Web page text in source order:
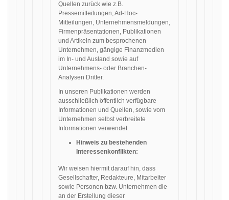
Quellen zurück wie z.B.
Pressemitteilungen, Ad-Hoc-
Mitteilungen, Unternehmensmeldungen,
Firmenpräsentationen, Publikationen
und Artikeln zum besprochenen
Unternehmen, gängige Finanzmedien
im In- und Ausland sowie auf
Unternehmens- oder Branchen-
Analysen Dritter.
In unseren Publikationen werden
ausschließlich öffentlich verfügbare
Informationen und Quellen, sowie vom
Unternehmen selbst verbreitete
Informationen verwendet.
Hinweis zu bestehenden
Interessenkonflikten:
Wir weisen hiermit darauf hin, dass
Gesellschafter, Redakteure, Mitarbeiter
sowie Personen bzw. Unternehmen die
an der Erstellung dieser